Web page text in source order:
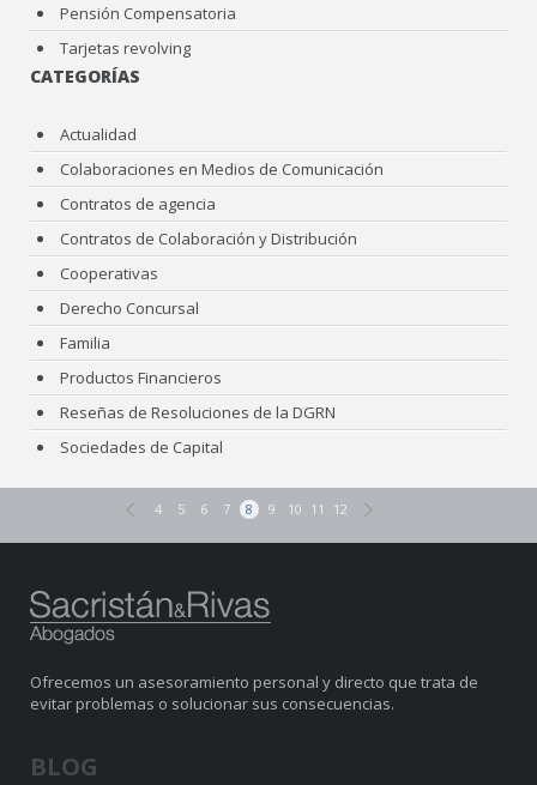
Pensión Compensatoria
Tarjetas revolving
CATEGORÍAS
Actualidad
Colaboraciones en Medios de Comunicación
Contratos de agencia
Contratos de Colaboración y Distribución
Cooperativas
Derecho Concursal
Familia
Productos Financieros
Reseñas de Resoluciones de la DGRN
Sociedades de Capital
4 5 6 7 8 9 10 11 12
Ofrecemos un asesoramiento personal y directo que trata de
evitar problemas o solucionar sus consecuencias.
BLOG